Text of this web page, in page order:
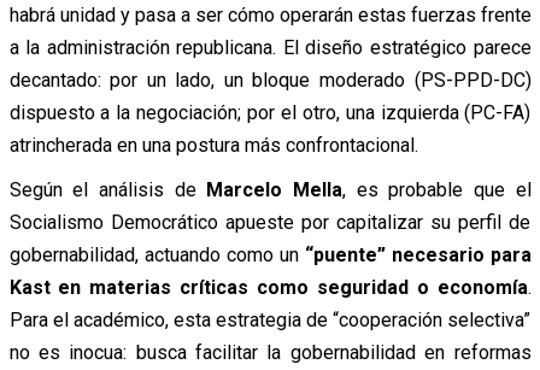
habrá unidad y pasa a ser cómo operarán estas fuerzas frente
a la administración republicana. El diseño estratégico parece
decantado: por un lado, un bloque moderado (PS-PPD-DC)
dispuesto a la negociación; por el otro, una izquierda (PC-FA)
atrincherada en una postura más confrontacional.
Según el análisis de Marcelo Mella, es probable que el
Socialismo Democrático apueste por capitalizar su perfil de
gobernabilidad, actuando como un “puente” necesario para
Kast en materias críticas como seguridad o economía.
Para el académico, esta estrategia de “cooperación selectiva”
no es inocua: busca facilitar la gobernabilidad en reformas